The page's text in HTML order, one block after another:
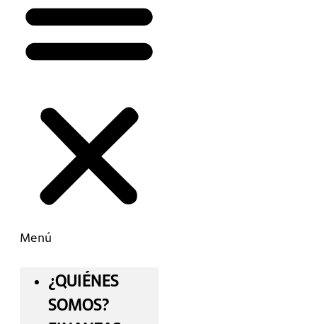
Menú
¿QUIÉNES
SOMOS?